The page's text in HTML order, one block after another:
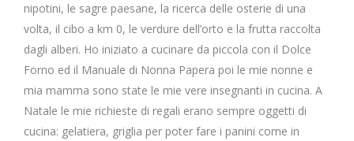
nipotini, le sagre paesane, la ricerca delle osterie di una
volta, il cibo a km 0, le verdure dell’orto e la frutta raccolta
dagli alberi. Ho iniziato a cucinare da piccola con il Dolce
Forno ed il Manuale di Nonna Papera poi le mie nonne e
mia mamma sono state le mie vere insegnanti in cucina. A
Natale le mie richieste di regali erano sempre oggetti di
cucina: gelatiera, griglia per poter fare i panini come in